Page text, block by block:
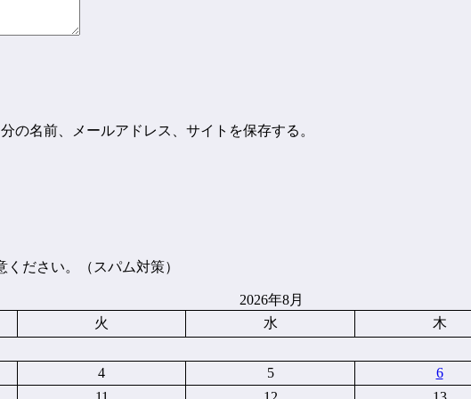
の名前、メールアドレス、サイトを保存する。
ださい。（スパム対策）
2026年8月
火 水 木
4 5 6